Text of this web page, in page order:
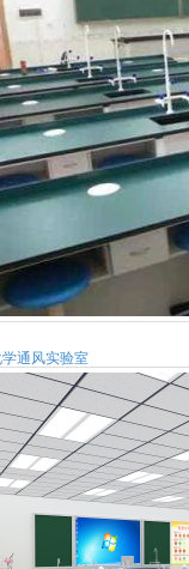
通风实验室